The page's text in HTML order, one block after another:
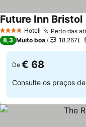
4 EstrelasHotel Perto das
Future Inn Bristol
8,3 Muito boa 18.267
De € 68
Consulte os preços de